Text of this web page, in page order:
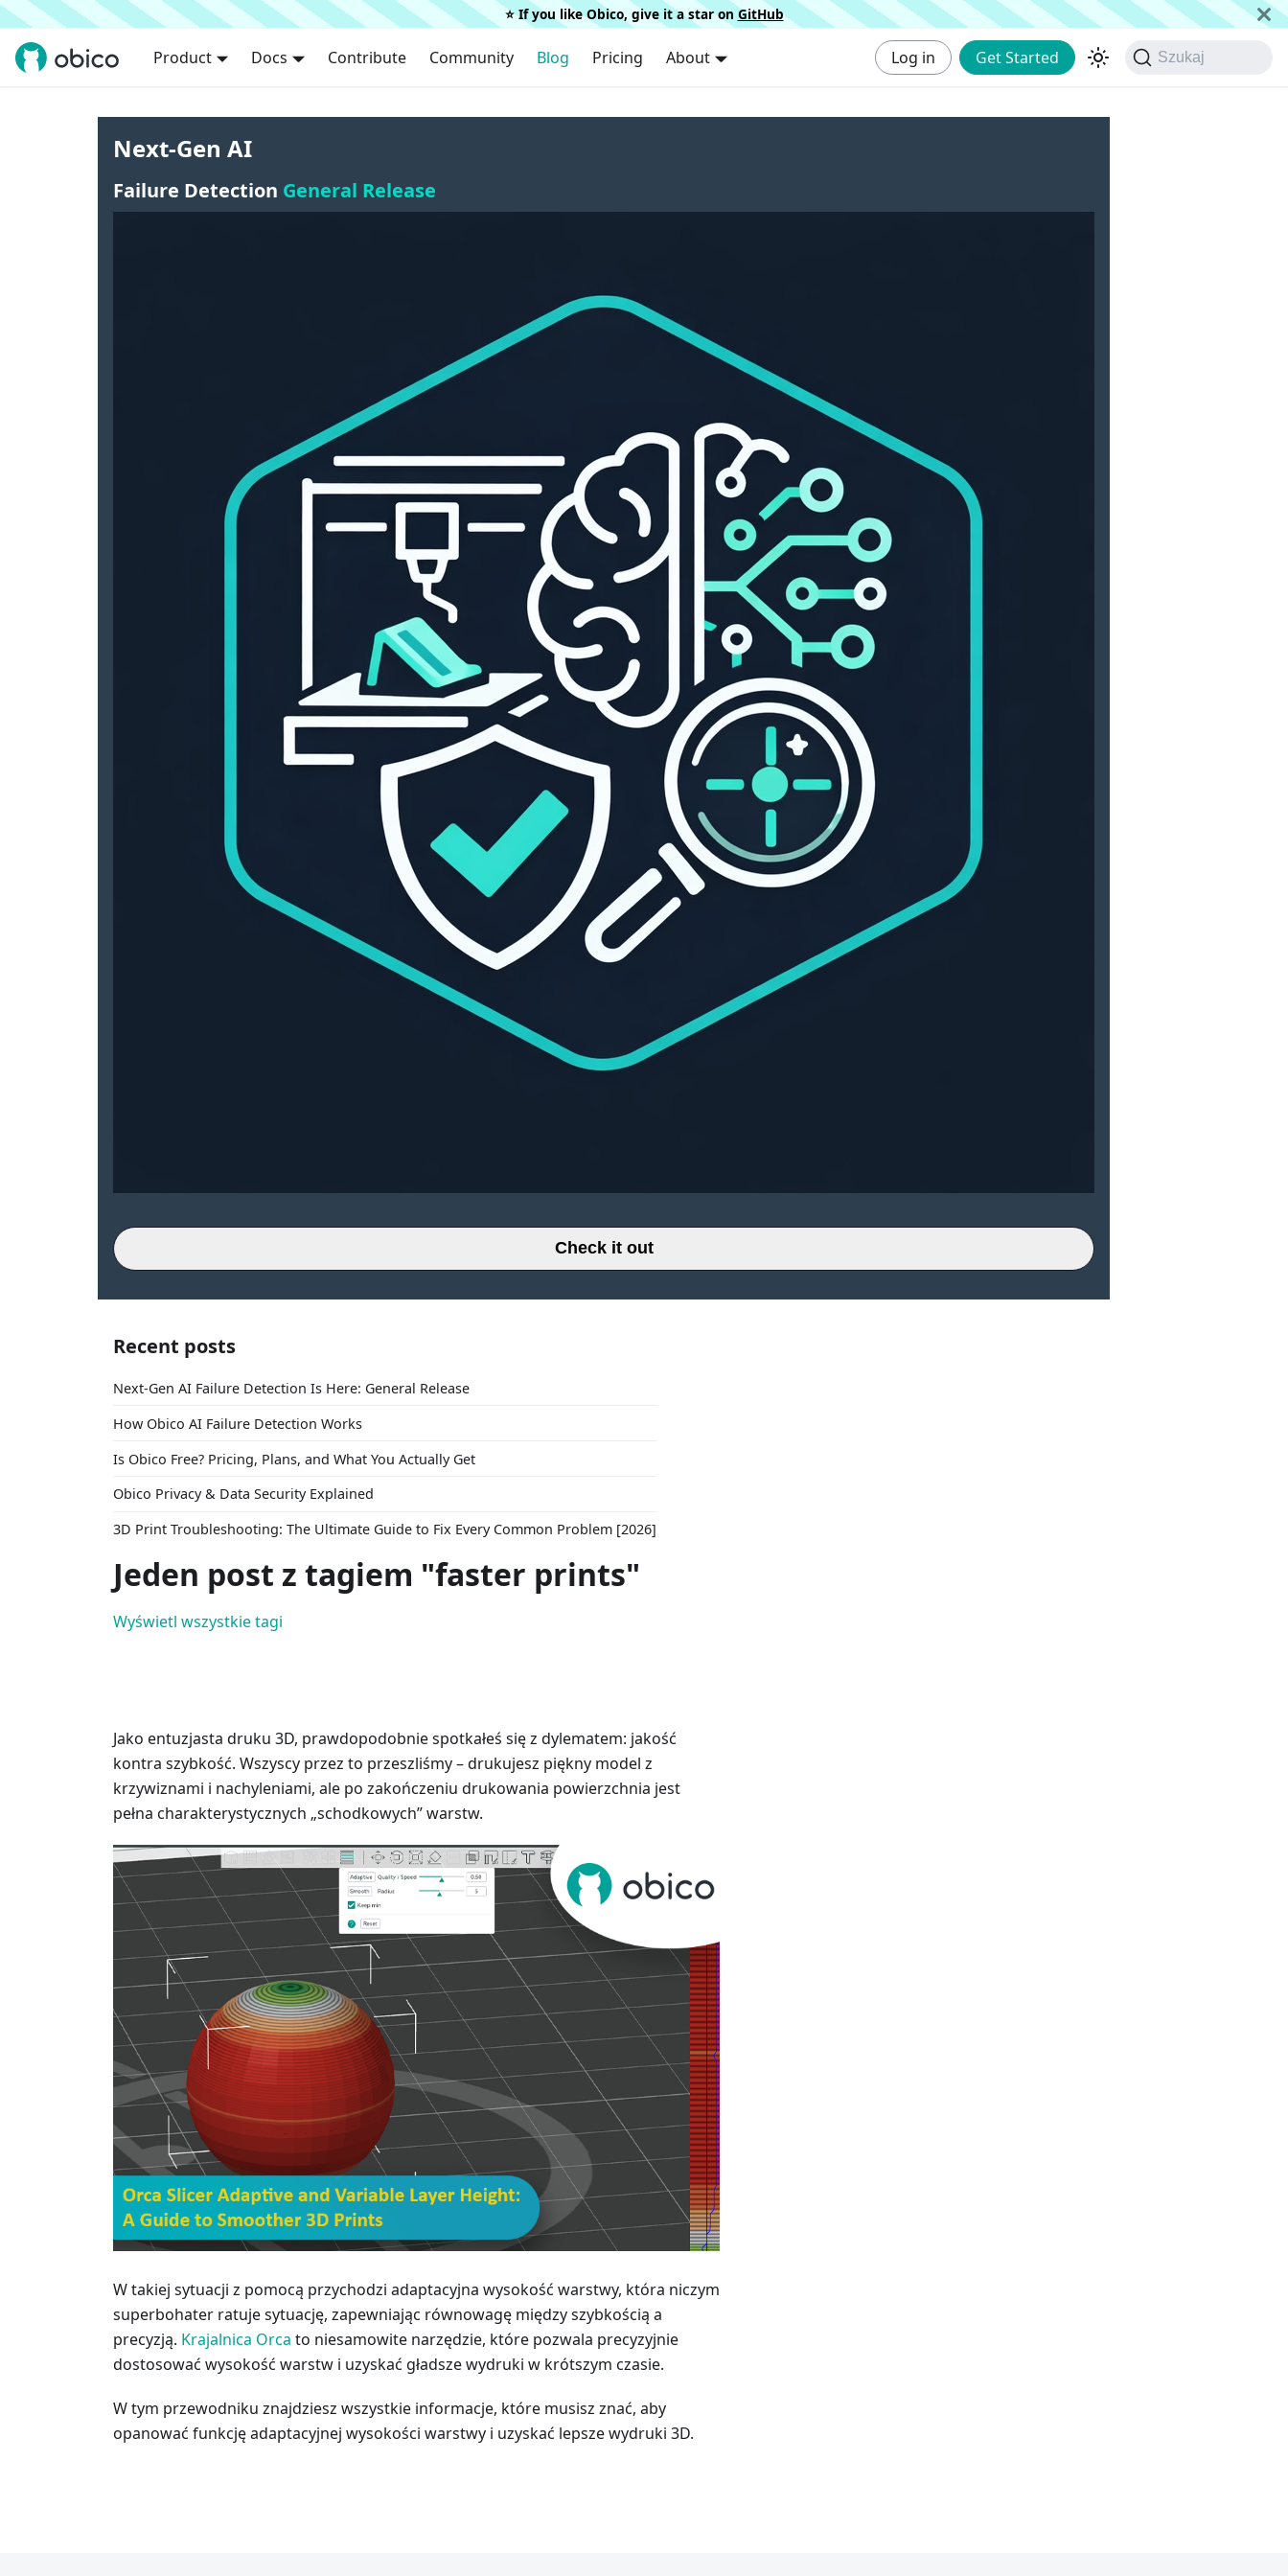
⭐️ If you like Obico, give it a star on GitHub
Product Docs Contribute Community Blog Pricing About Log in Get Started Szukaj
Next-Gen AI
Failure Detection General Release
Check it out
Recent posts
Next-Gen AI Failure Detection Is Here: General Release
How Obico AI Failure Detection Works
Is Obico Free? Pricing, Plans, and What You Actually Get
Obico Privacy & Data Security Explained
3D Print Troubleshooting: The Ultimate Guide to Fix Every Common Problem [2026]
Jeden post z tagiem "faster prints"
Wyświetl wszystkie tagi
Jako entuzjasta druku 3D, prawdopodobnie spotkałeś się z dylematem: jakość
kontra szybkość. Wszyscy przez to przeszliśmy – drukujesz piękny model z
krzywiznami i nachyleniami, ale po zakończeniu drukowania powierzchnia jest
pełna charakterystycznych „schodkowych” warstw.
W takiej sytuacji z pomocą przychodzi adaptacyjna wysokość warstwy, która niczym
superbohater ratuje sytuację, zapewniając równowagę między szybkością a
precyzją. Krajalnica Orca to niesamowite narzędzie, które pozwala precyzyjnie
dostosować wysokość warstw i uzyskać gładsze wydruki w krótszym czasie.
W tym przewodniku znajdziesz wszystkie informacje, które musisz znać, aby
opanować funkcję adaptacyjnej wysokości warstwy i uzyskać lepsze wydruki 3D.